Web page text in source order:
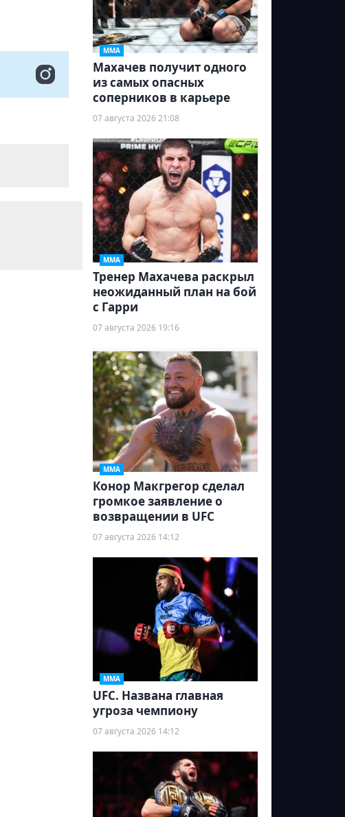
ММА
Махачев получит одного
из самых опасных
соперников в карьере
07 августа 2026 21:08
ММА
Тренер Махачева раскрыл
неожиданный план на бой
с Гарри
07 августа 2026 19:16
ММА
Конор Макгрегор сделал
громкое заявление о
возвращении в UFC
07 августа 2026 14:12
ММА
UFC. Названа главная
угроза чемпиону
07 августа 2026 14:12